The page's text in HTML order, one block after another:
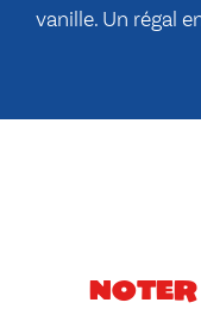
vanille. Un régal